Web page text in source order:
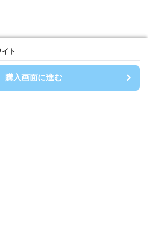
ト
購入画面に進む
ト
購入画面に進む